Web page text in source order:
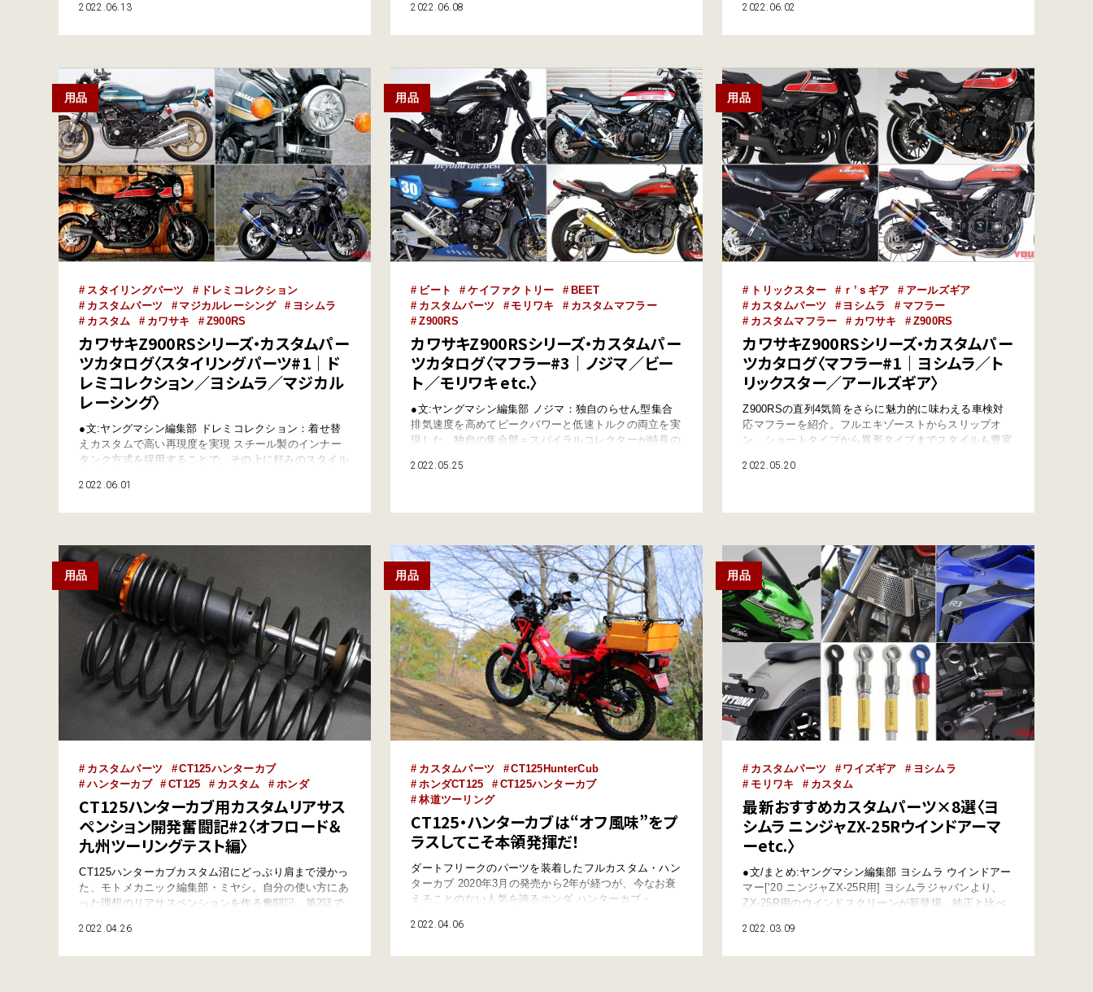
テップ。ダブルベアリングの可動部で極めてスムーズな
2022.06.13
もあり。そのままでは長すぎてテールランプが隠れてし
2022.06.08
ル／ステー／セパレートハンドル／バックミラー／スク
2022.06.02
用品
スタイリングパーツ
ドレミコレクション
カスタムパーツ
マジカルレーシング
ヨシムラ
カスタム
カワサキ Z900RS
カワサキZ900RSシリーズ・カスタムパー
ツカタログ〈スタイリングパーツ#1｜ド
レミコレクション／ヨシムラ／マジカル
レーシング〉
●文:ヤングマシン編集部 ドレミコレクション：着せ替
えカスタムで高い再現度を実現 スチール製のインナー
タンク方式を採用することで、その上に好みのスタイル
たドレミコレクション。このシステムを活かして、往年
2022.06.01
用品
ビート ケイファクトリー
BEET
カスタムパーツ
モリワキ
カスタムマフラー
Z900RS
カワサキZ900RSシリーズ・カスタムパー
ツカタログ〈マフラー#3｜ノジマ／ビー
ト／モリワキ etc.〉
●文:ヤングマシン編集部 ノジマ：独自のらせん型集合
排気速度を高めてピークパワーと低速トルクの両立を実
現した、独自の集合部＝スパイラルコレクターが特長の
製メガホンタイプのほか、フルチタンの別体サイレンサ
2022.05.25
用品
トリックスター ｒ’ｓギア
アールズギア
カスタムパーツ
ヨシムラ
マフラー
カスタムマフラー
カワサキ Z900RS
カワサキZ900RSシリーズ・カスタムパー
ツカタログ〈マフラー#1｜ヨシムラ／ト
リックスター／アールズギア〉
Z900RSの直列4気筒をさらに魅力的に味わえる車検対
応マフラーを紹介。フルエキゾーストからスリップオ
ン、ショートタイプから異形タイプまでスタイルも豊富
アの登場だ。 ●文/まとめ:ヤングマシン編集部 ヨシム
2022.05.20
用品
カスタムパーツ
CT125ハンターカブ
ハンターカブ
CT125 カスタム ホンダ
CT125ハンターカブ用カスタムリアサス
ペンション開発奮闘記#2〈オフロード＆
九州ツーリングテスト編〉
CT125ハンターカブカスタム沼にどっぷり肩まで浸かっ
た、モトメカニック編集部・ミヤシ。自分の使い方にあ
った理想のリアサスペンションを作る奮闘記、第2話で
トモデルはソロライドには必要十分な性能を持ったサス
2022.04.26
用品
カスタムパーツ
CT125HunterCub
ホンダCT125
CT125ハンターカブ
林道ツーリング
CT125・ハンターカブは“オフ風味”をプ
ラスしてこそ本領発揮だ！
ダートフリークのパーツを装着したフルカスタム・ハン
ターカブ 2020年3月の発売から2年が経つが、今なお衰
えることのない人気を誇るホンダ ハンターカブ・
トとアウトドアイメージの高さ。 ブロックタイヤやア
2022.04.06
用品
カスタムパーツ ワイズギア
ヨシムラ
モリワキ
カスタム
最新おすすめカスタムパーツ×8選〈ヨ
シムラ ニンジャZX-25Rウインドアーマ
ーetc.〉
●文/まとめ:ヤングマシン編集部 ヨシムラ ウインドアー
マー[‘20 ニンジャZX-25R用] ヨシムラジャパンより、
ZX-25R用のウインドスクリーンが新登場。純正と比べ
上する。純正カウルとのバランスを崩さないデザインも
2022.03.09